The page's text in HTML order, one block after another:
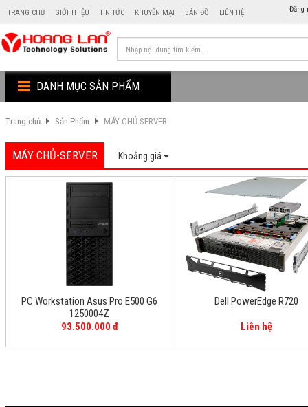
TRANG CHỦ GIỚI THIỆU TIN TỨC KHUYẾN MẠI BẢN ĐỒ LIÊN HỆ Đăng
DANH MỤC SẢN PHẨM
Trang chủ Sản Phẩm MÁY CHỦ-SERVER
MÁY CHỦ-SERVER Khoảng giá
PC Workstation Asus Pro E500 G6
1250004Z
93.500.000 đ
Dell PowerEdge R720
Liên hệ